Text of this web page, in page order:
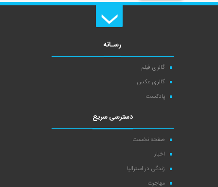
رسـانه
گالری فیلم
گالری عکس
پادکست
دسترسی سریع
صفحه نخست
اخبار
زندگی در استرالیا
مهاجرت